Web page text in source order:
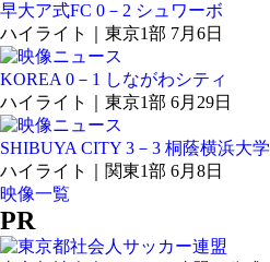
早大ア式FC 0－2 シュワーボ
ハイライト｜東京1部 7月6日
KOREA 0－1 しながわシティ
ハイライト｜東京1部 6月29日
SHIBUYA CITY 3－3 桐蔭横浜大学
ハイライト｜関東1部 6月8日
映像一覧
PR